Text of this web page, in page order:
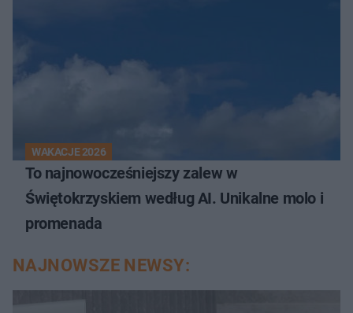
WAKACJE 2026
To najnowocześniejszy zalew w
Świętokrzyskiem według AI. Unikalne molo i
promenada
NAJNOWSZE NEWSY: